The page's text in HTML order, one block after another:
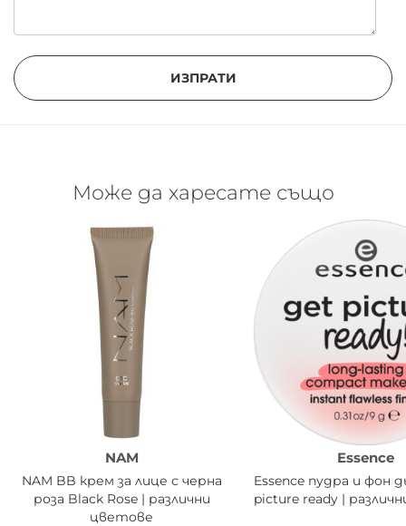
ИЗПРАТИ
Може да харесате също
NAM
NAM BB крем за лице с черна
роза Black Rose | различни
цветове
Essence
Essence пудра и фон
picture ready |